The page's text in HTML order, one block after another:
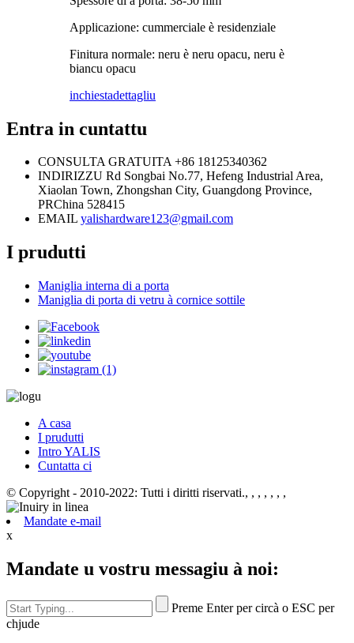
Applicazione: cummerciale è residenziale
Finitura normale: neru è neru opacu, neru è
biancu opacu
inchiestadettagliu
Entra in cuntattu
CONSULTA GRATUITA +86 18125340362
INDIRIZZU Rd Songbai No.77, Hefeng Industrial Area,
Xiaolan Town, Zhongshan City, Guangdong Province,
PRChina 528415
EMAIL yalishardware123@gmail.com
I prudutti
Maniglia interna di a porta
Maniglia di porta di vetru à cornice sottile
A casa
I prudutti
Intro YALIS
Cuntatta ci
© Copyright - 2010-2022: Tutti i diritti riservati., , , , , , ,
Mandate e-mail
x
Mandate u vostru messagiu à noi:
Preme Enter per circà o ESC per
chjude